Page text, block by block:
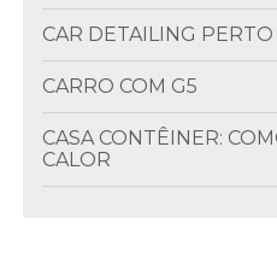
CAR DETAILING
CARRO COM G5
CASA CONTÊINER: COMO RESOLVER O
CALOR